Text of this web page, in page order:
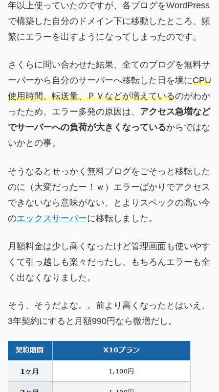
年以上使っていたのですが、各ブログをWordPress
で構築した自分のドメイン下に移動したところ、頻
繁にエラーを出すようになってしまったのです。
さくらに問い合わせた結果、全てのブログを無料サ
ーバーから自分のサーバーへ移転した日を境にCPU
使用時間、転送量、ＰＶなどが増えているのがわか
ったため、エラー多発の原因は、 アクセス急増など
でサーバーへの負荷が大きくなっているからではな
いかとの事。
そうなるとせっかく無料ブログをごそっと移転した
のに（大変だったー！ｗ）エラーばかりでアクセス
できないなら意味がない、とよりスペックの高い今
のエックスサーバーに移転しました。
月額料金は少し高くなったけど管理画面も使いやす
くて引っ越しも楽々だったし、もちろんエラーも全
く出なくなりました。
そう、そうだよな。。前より高くなったとはいえ、
3年契約にすると月額990円なら微増だし。